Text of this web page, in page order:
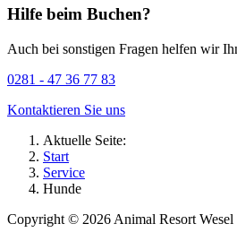
Hilfe beim Buchen?
Auch bei sonstigen Fragen helfen wir
0281 - 47 36 77 83
Kontaktieren Sie uns
Aktuelle Seite:
Start
Service
Hunde
Copyright © 2026 Animal Resort Wesel